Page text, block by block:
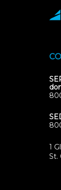
1
St.